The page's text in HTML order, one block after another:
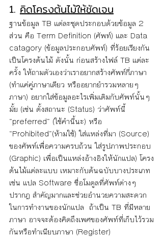
1. คิดโครงต้นไม้ให้ชัดเจน
ฐานข้อมูล TB แต่ละชุดประกอบด้วยข้อมูล 2
ส่วน คือ Term Definition (ศัพท์) และ Data
catagory (ข้อมูลประกอบศัพท์) ที่ร้อยเรียงกัน
เป็นโครงต้นไม้ ดังนั้น ก่อนสร้างไฟล์ TB แต่ละ
ครั้ง ให้ถามตัวเองว่าเราอยากสร้างศัพท์กี่ภาษา
(ทำแค่คู่ภาษาเดียว หรืออยากยำรวมหลายๆ
ภาษา) อยากใส่ข้อมูลอะไรเพิ่มเติมกับศัพท์นั้นๆ
มั้ย (เช่น ตั้งสถานะ (Status) ว่าศัพท์นี้
“preferred” (ใช้คำนี้นะ) หรือ
“Prohibited”(ห้ามใช้) ใส่แหล่งที่มา (Source)
ของศัพท์เพื่อความครบถ้วน ใส่รูปภาพประกอบ
(Graphic) เพื่อเป็นแหล่งอ้างอิงให้นักแปล) โครง
ต้นไม้แต่ละแบบ เหมาะกับต้นฉบับบางประเภท
เช่น แปล Software ชื่อโมดูลที่ศัพท์ต่างๆ
ปรากฎ สำคัญมากและช่วยอำนวยความสะดวก
ในการทำงานของนักแปล  ถ้าเป็น TB ที่มีหลาย
ภาษา อาจจะต้องคิดถึงเพศของศัพท์ที่เก็บไว้รวม
กันหรือทำเนียบภาษา (Register)